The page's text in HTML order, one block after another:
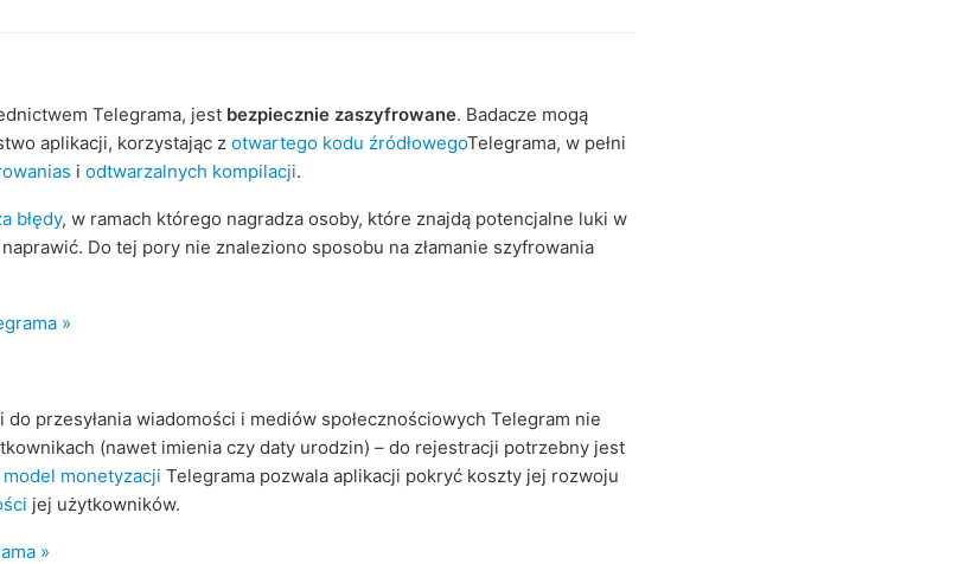
Telegrama, jest bezpiecznie zaszyfrowane. Badacze mogą
aplikacji, korzystając z otwartego kodu źródłowegoTelegrama, w pełni
i odtwarzalnych kompilacji.
błędy, w ramach którego nagradza osoby, które znajdą potencjalne luki w
Do tej pory nie znaleziono sposobu na złamanie szyfrowania
»
przesyłania wiadomości i mediów społecznościowych Telegram nie
(nawet imienia czy daty urodzin) – do rejestracji potrzebny jest
monetyzacji Telegrama pozwala aplikacji pokryć koszty jej rozwoju
jej użytkowników.
»